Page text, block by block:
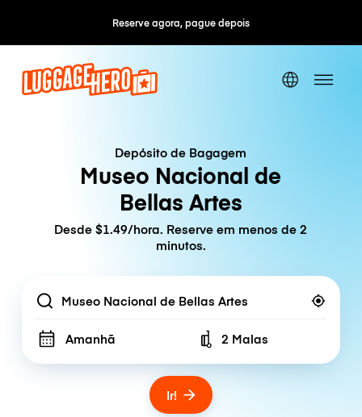
Reserve agora, pague depois Cancelamento grátis
Depósito de Bagagem
Museo Nacional de
Bellas Artes
Desde $1.49/hora. Reserve em menos de 2
minutos.
Location
Amanhã Number of bags
2 Malas
Ir!